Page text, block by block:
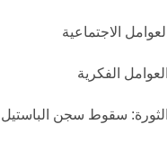
العوامل الاجتماعية
العوامل الفكرية
سقوط سجن الباستيل